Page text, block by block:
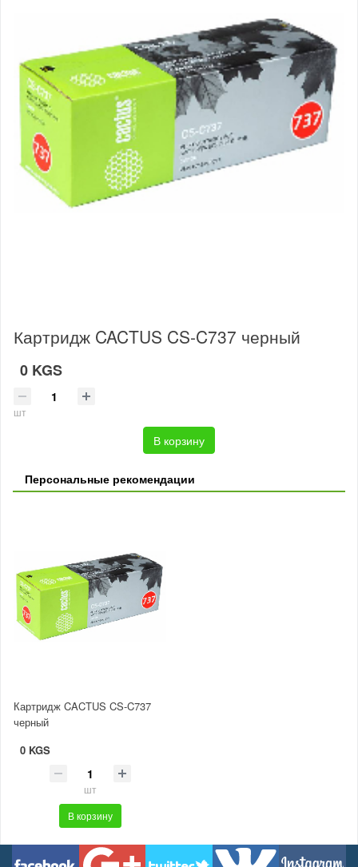
Картридж CACTUS CS-C737 черный
0 KGS
шт
В корзину
Персональные рекомендации
Картридж CACTUS CS-C737
черный
0 KGS
шт
В корзину